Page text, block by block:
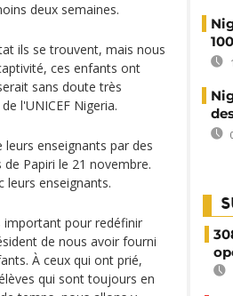
deux semaines.
ils se trouvent, mais nous
ces enfants ont
sans doute très
l'UNICEF Nigeria.
enseignants par des
Papiri le 21 novembre.
leurs enseignants.
pour redéfinir
de nous avoir fourni
À ceux qui ont prié,
qui sont toujours en